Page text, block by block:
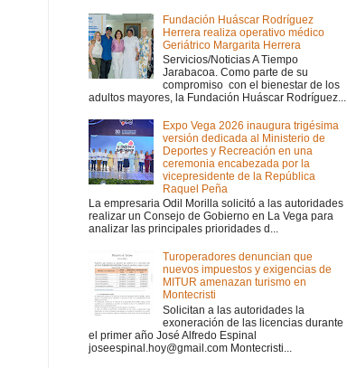
Fundación Huáscar Rodríguez
Herrera realiza operativo médico
Geriátrico Margarita Herrera
Servicios/Noticias A Tiempo
Jarabacoa. Como parte de su
compromiso con el bienestar de los
adultos mayores, la Fundación Huáscar Rodríguez...
Expo Vega 2026 inaugura trigésima
versión dedicada al Ministerio de
Deportes y Recreación en una
ceremonia encabezada por la
vicepresidente de la República
Raquel Peña
La empresaria Odil Morilla solicitó a las autoridades
realizar un Consejo de Gobierno en La Vega para
analizar las principales prioridades d...
Turoperadores denuncian que
nuevos impuestos y exigencias de
MITUR amenazan turismo en
Montecristi
Solicitan a las autoridades la
exoneración de las licencias durante
el primer año José Alfredo Espinal
joseespinal.hoy@gmail.com Montecristi...